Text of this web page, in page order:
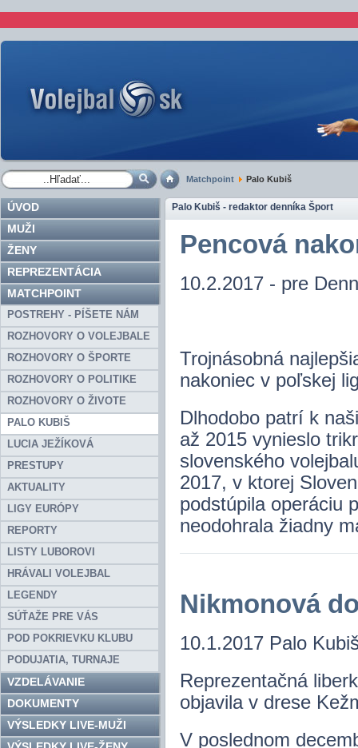
Matchpoint Palo Kubiš
ÚVOD
MUŽI
ŽENY
REPREZENTÁCIA
MATCHPOINT
POSTREHY - PÍŠETE NÁM
ROZHOVORY O VOLEJBALE
ROZHOVORY O ŠPORTE
ROZHOVORY O POLITIKE
ROZHOVORY O ŽIVOTE
PALO KUBIŠ
LUCIA JEŽÍKOVÁ
PRESTUPY
AKTUALITY
LIGY EURÓPY
REPORTY
LISTY LUBOROVI
HRÁVALI VOLEJBAL
LEGENDY
SÚŤAŽE PRE VÁS
POD POKRIEVKU KLUBU
PODUJATIA, TURNAJE
VZDELÁVANIE
DOKUMENTY
VÝSLEDKY LIVE-MUŽI
Palo Kubiš - redaktor denníka Šport
Pencová
10.2.2017 - pre
Trojnásobná
nakoniec v poľskej
Dlhodobo patrí k
až 2015 vynieslo
slovenského
2017, v ktorej
podstúpila operáciu
neodohrala žiadny
Nikmonová
10.1.2017 Palo
Reprezentačná
objavila v drese
V poslednom